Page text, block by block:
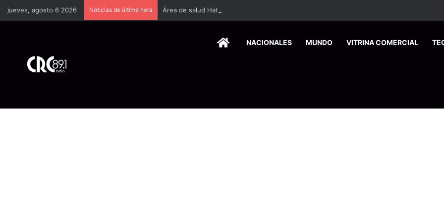
jueves, agosto 6 2026 Noticias de última hora
HOMENACIONALES MUNDO VITRINA COMERCIAL